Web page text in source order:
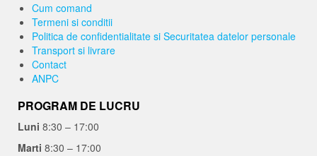
Cum comand
Termeni si conditii
Politica de confidentialitate si Securitatea datelor personale
Transport si livrare
Contact
ANPC
PROGRAM DE LUCRU
Luni 8:30 – 17:00
Marti 8:30 – 17:00